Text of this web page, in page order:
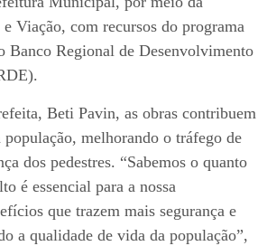
e Viação, com recursos do programa
Banco Regional de Desenvolvimento
Beti Pavin, as obras contribuem
população, melhorando o tráfego de
dos pedestres. “Sabemos o quanto
é essencial para a nossa
que trazem mais segurança e
a qualidade de vida da população”,